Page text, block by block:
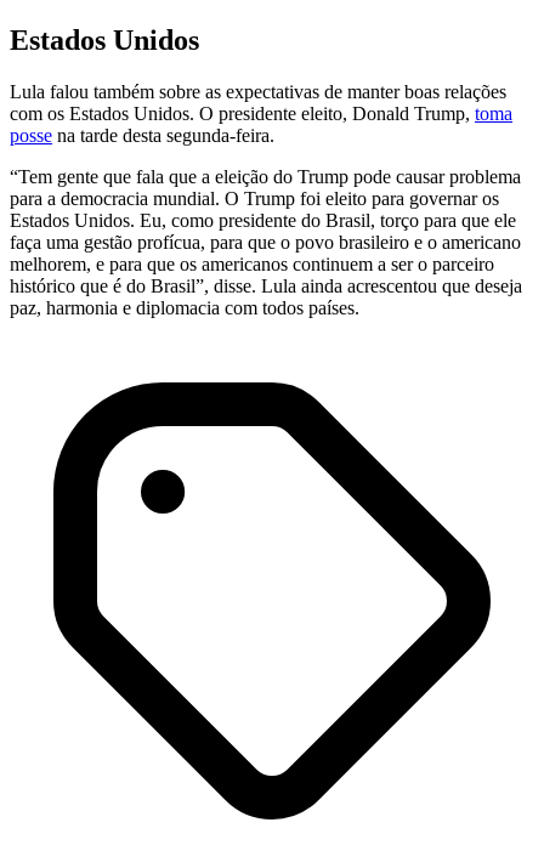
Estados Unidos
Lula falou também sobre as expectativas de manter boas relações
com os Estados Unidos. O presidente eleito, Donald Trump, toma
posse na tarde desta segunda-feira.
“Tem gente que fala que a eleição do Trump pode causar problema
para a democracia mundial. O Trump foi eleito para governar os
Estados Unidos. Eu, como presidente do Brasil, torço para que ele
faça uma gestão profícua, para que o povo brasileiro e o americano
melhorem, e para que os americanos continuem a ser o parceiro
histórico que é do Brasil”, disse. Lula ainda acrescentou que deseja
paz, harmonia e diplomacia com todos países.